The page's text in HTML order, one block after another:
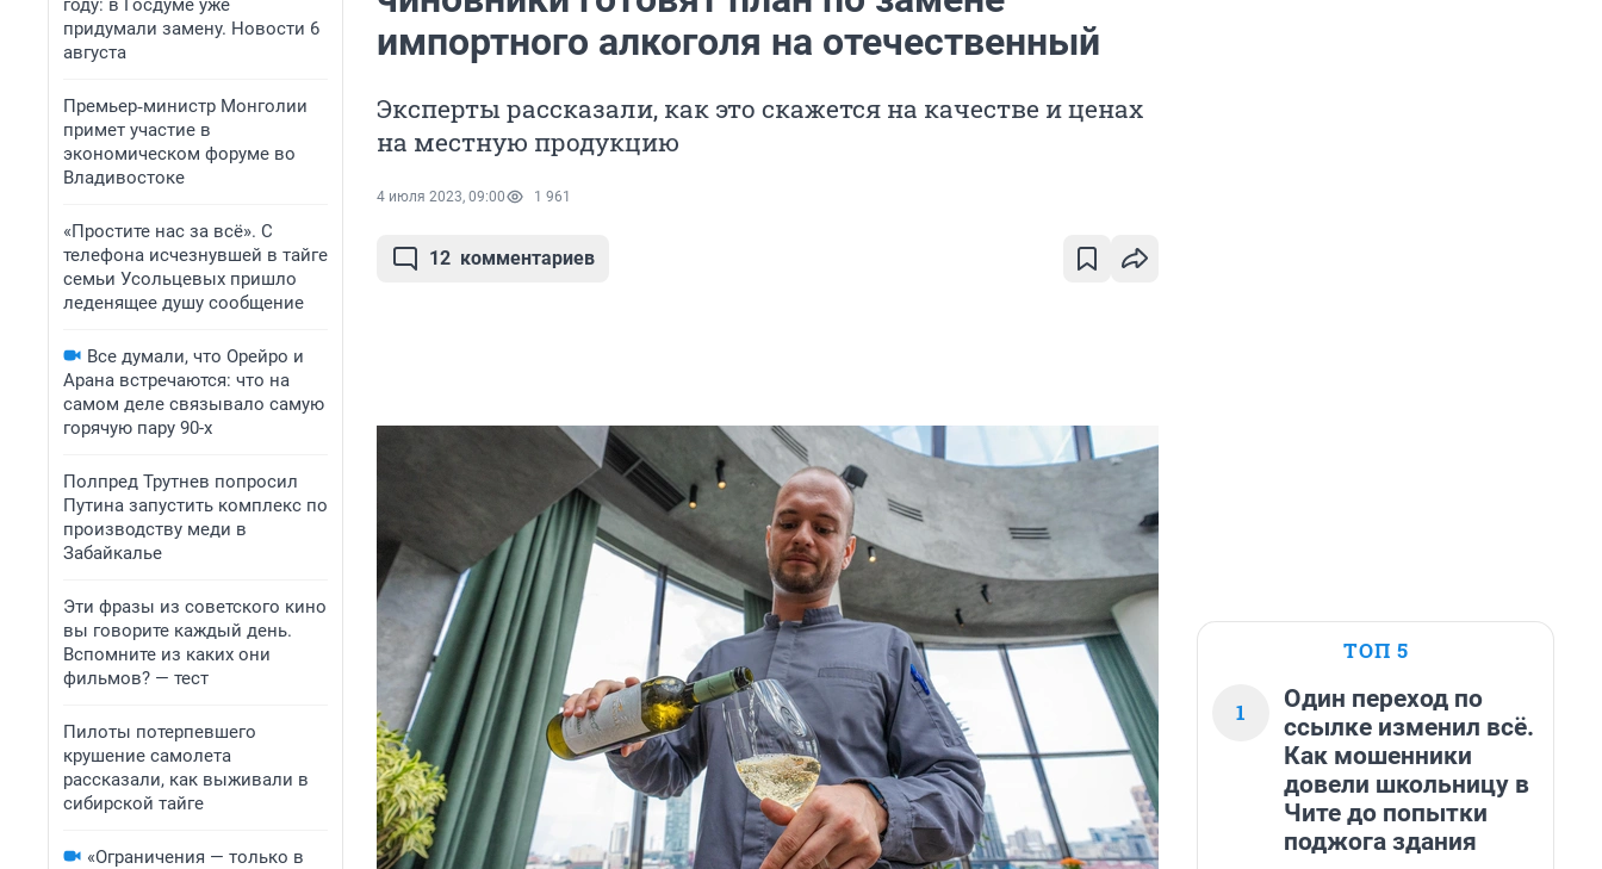
году: в Госдуме уже
придумали замену. Новости 6
августа
Премьер‑министр Монголии
примет участие в
экономическом форуме во
Владивостоке
«Простите нас за всё». С
телефона исчезнувшей в тайге
семьи Усольцевых пришло
леденящее душу сообщение
Все думали, что Орейро и
Арана встречаются: что на
самом деле связывало самую
горячую пару 90-х
Полпред Трутнев попросил
Путина запустить комплекс по
производству меди в
Забайкалье
Эти фразы из советского кино
вы говорите каждый день.
Вспомните из каких они
фильмов? — тест
Пилоты потерпевшего
крушение самолета
рассказали, как выживали в
сибирской тайге
«Ограничения — только в
импортного алкоголя на отечественный
Эксперты рассказали, как это скажется на качестве и ценах
на местную продукцию
4 июля 2023, 09:00 1 961
12 комментариев
ТОП 5
1
Один переход по
ссылке изменил всё.
Как мошенники
довели школьницу в
Чите до попытки
поджога здания